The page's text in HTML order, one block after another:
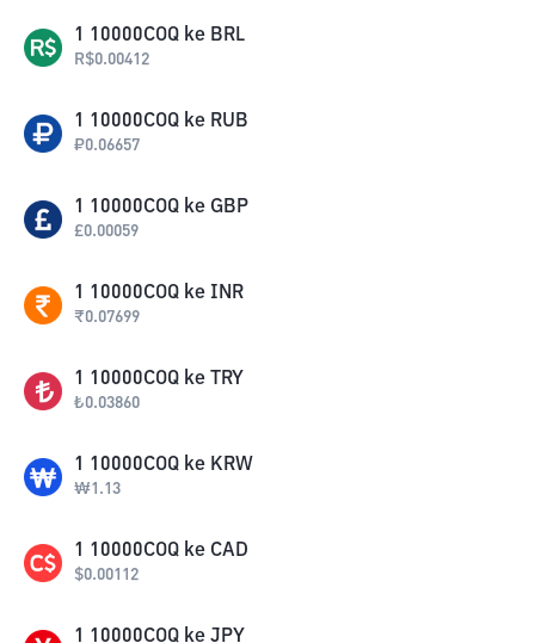
1 10000COQ ke BRL
R$0.00412
1 10000COQ ke RUB
₽0.06657
1 10000COQ ke GBP
£0.00059
1 10000COQ ke INR
₹0.07699
1 10000COQ ke TRY
₺0.03860
1 10000COQ ke KRW
₩1.13
1 10000COQ ke CAD
$0.00112
1 10000COQ ke JPY